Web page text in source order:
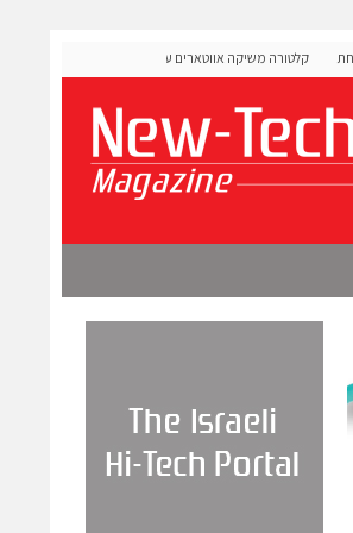
קלטורה משיקה אווטארים עם אינטליגנציה רגשית לתרגול